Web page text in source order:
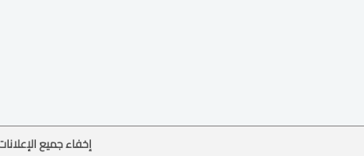
إخفاء جميع